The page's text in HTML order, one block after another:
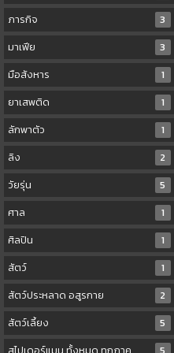
ภารกิจ
3
มาเฟีย
3
มือสังหาร
1
ยาเสพติด
1
ลักพาตัว
1
ลิง
2
วัยรุ่น
5
ศาล
1
ศิลปิน
1
สัตว์
1
สัตว์ประหลาด อสูรกาย
2
สัตว์เลี้ยง
5